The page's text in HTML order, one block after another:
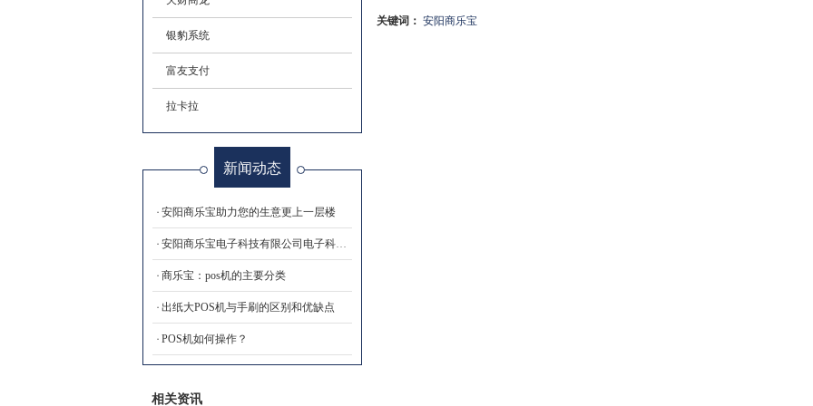
关键词： 安阳商乐宝
银豹系统
富友支付
拉卡拉
新闻动态
安阳商乐宝助力您的生意更上一层楼
安阳商乐宝电子科技有限公司电子科技有限公司欢迎您
商乐宝：pos机的主要分类
出纸大POS机与手刷的区别和优缺点
POS机如何操作？
相关资讯